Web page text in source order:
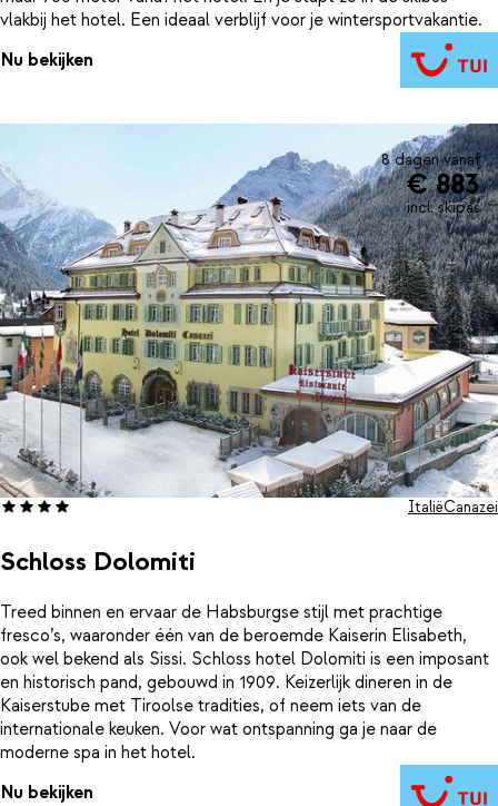
vlakbij het hotel. Een ideaal verblijf voor je wintersportvakantie.
Nu bekijken
8 dagen vanaf
€ 883
incl. skipas
Schloss Dolomiti
ItaliëCanazei
Treed binnen en ervaar de Habsburgse stijl met prachtige
fresco’s, waaronder één van de beroemde Kaiserin Elisabeth,
ook wel bekend als Sissi. Schloss hotel Dolomiti is een imposant
en historisch pand, gebouwd in 1909. Keizerlijk dineren in de
Kaiserstube met Tiroolse tradities, of neem iets van de
internationale keuken. Voor wat ontspanning ga je naar de
moderne spa in het hotel.
Nu bekijken